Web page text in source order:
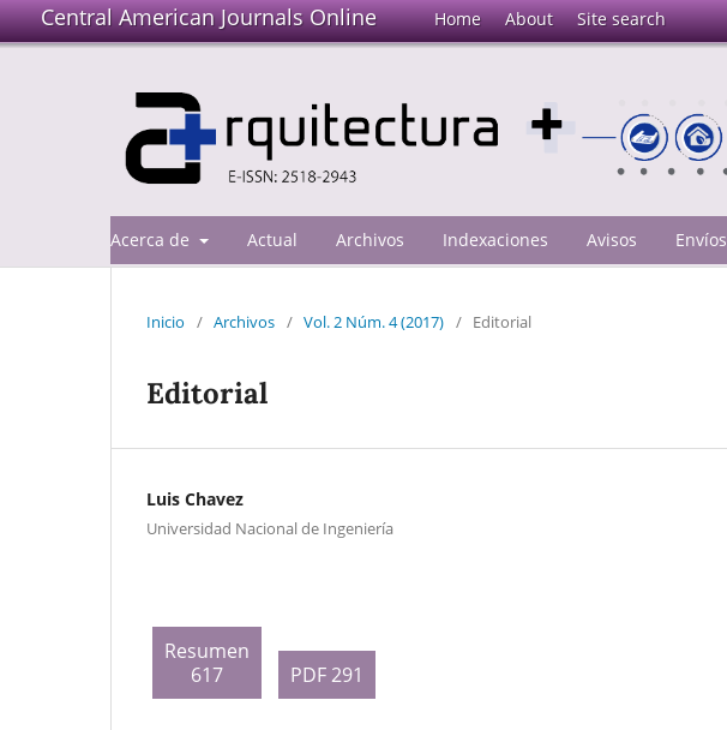
Central American Journals Online Home About Site search
Acerca de Actual Archivos Indexaciones Avisos Envíos
Inicio / Archivos / Vol. 2 Núm. 4 (2017) / Editorial
Editorial
Luis Chavez
Universidad Nacional de Ingeniería
Resumen
617
PDF 291